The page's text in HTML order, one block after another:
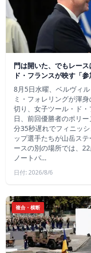
門は開いた、でもレー
ド・フランスが映す「参
8月5日水曜、ベルヴィ
ミ・フォレリングが渾
切り、女子ツール・ド
日、前回優勝者のポリ
分35秒遅れでフィニッ
ップ選手たちが山岳ス
ースの別の場所では、
ノートパ…
日付: 2026/8/6
複合・横断